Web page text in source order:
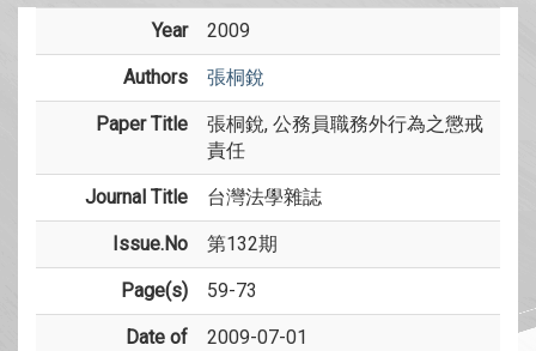
Year 2009
Authors 張桐銳
Paper Title
張桐銳, 公務員職務外行為之懲戒
責任
Journal Title 台灣法學雜誌
Issue.No 第132期
Page(s) 59-73
Date of
2009-07-01